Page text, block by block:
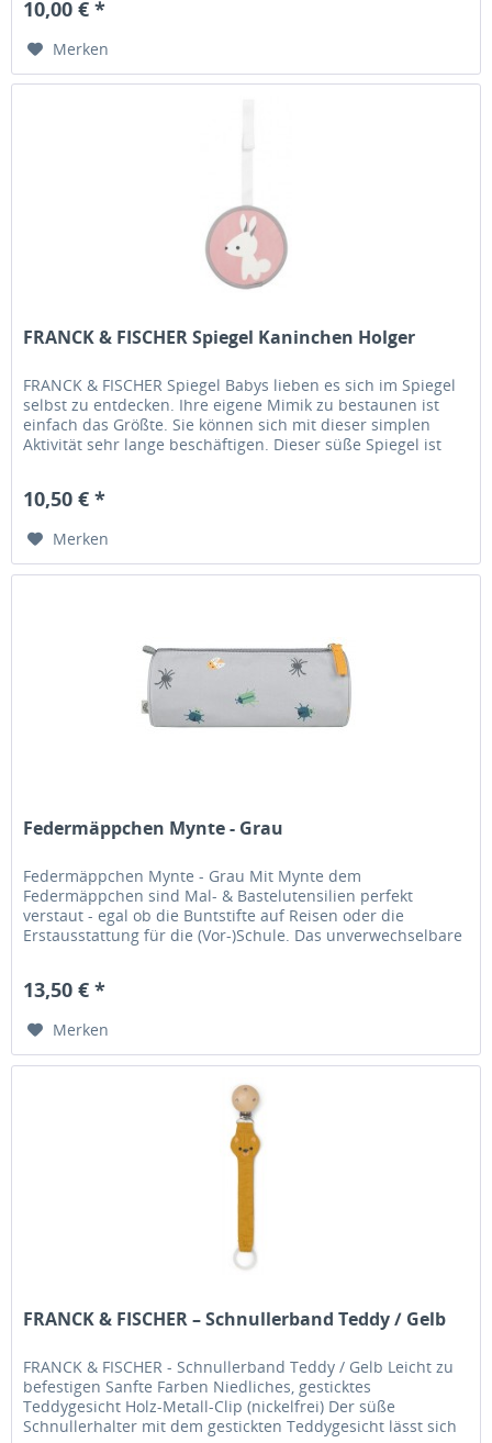
10,00 € *
Merken
FRANCK & FISCHER Spiegel Kaninchen Holger
FRANCK & FISCHER Spiegel Babys lieben es sich im Spiegel
selbst zu entdecken. Ihre eigene Mimik zu bestaunen ist
einfach das Größte. Sie können sich mit dieser simplen
Aktivität sehr lange beschäftigen. Dieser süße Spiegel ist
10,50 € *
Merken
Federmäppchen Mynte ‐ Grau
Federmäppchen Mynte ‐ Grau Mit Mynte dem
Federmäppchen sind Mal- & Bastelutensilien perfekt
verstaut - egal ob die Buntstifte auf Reisen oder die
Erstausstattung für die (Vor-)Schule. Das unverwechselbare
13,50 € *
Merken
FRANCK & FISCHER – Schnullerband Teddy / Gelb
FRANCK & FISCHER - Schnullerband Teddy / Gelb Leicht zu
befestigen Sanfte Farben Niedliches, gesticktes
Teddygesicht Holz-Metall-Clip (nickelfrei) Der süße
Schnullerhalter mit dem gestickten Teddygesicht lässt sich